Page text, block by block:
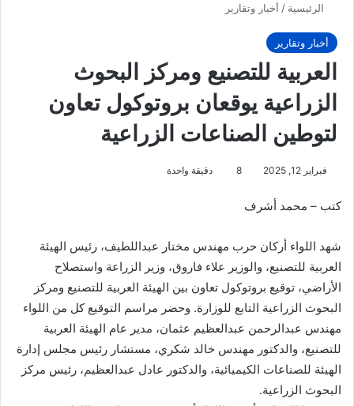
الرئيسية / أخبار وتقارير
أخبار وتقارير
العربية للتصنيع ومركز البحوث
الزراعية يوقعان بروتوكول تعاون
لتوطين الصناعات الزراعية
فبراير 12, 2025 8 دقيقة واحدة
كتب – محمد أشرف
شهد اللواء أركان حرب مهندس مختار عبداللطيف، رئيس الهيئة
العربية للتصنيع، والوزير علاء فاروق، وزير الزراعة واستصلاح
الأراضي، توقيع بروتوكول تعاون بين الهيئة العربية للتصنيع ومركز
البحوث الزراعية التابع للوزارة. وحضر مراسم التوقيع كل من اللواء
مهندس عبدالرحمن عبدالعظيم عثمان، مدير عام الهيئة العربية
للتصنيع، والدكتور مهندس خالد شكري، مستشار رئيس مجلس إدارة
الهيئة للصناعات الكيميائية، والدكتور عادل عبدالعظيم، رئيس مركز
البحوث الزراعية.